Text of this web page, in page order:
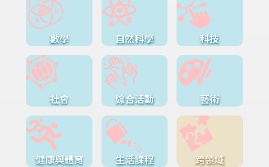
數學 自然科學 科技
社會 綜合活動 藝術
健康與體育 生活課程 跨領域